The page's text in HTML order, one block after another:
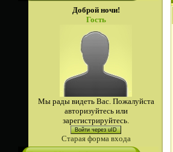
Доброй ночи!
Гость
Мы рады видеть Вас. Пожалуйста
авторизуйтесь или
зарегистрируйтесь.
Войти через uID
Старая форма входа